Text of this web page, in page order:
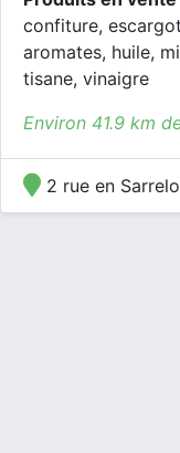
confiture,
aromates, huile,
tisane, vinaigre
Environ 41.9 km
2 rue en